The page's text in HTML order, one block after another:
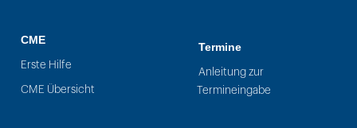
CME
Erste Hilfe
CME Übersicht
Termine
Anleitung zur
Termineingabe